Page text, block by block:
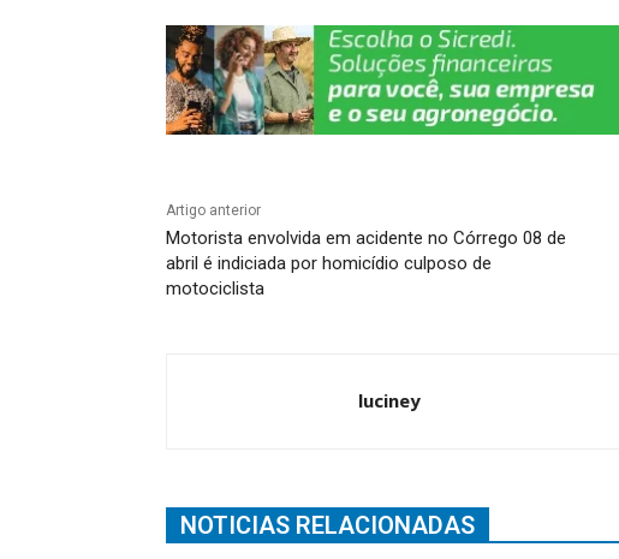
k
Artigo anterior
Motorista envolvida em acidente no Córrego 08 de
abril é indiciada por homicídio culposo de
motociclista
luciney
NOTICIAS RELACIONADAS